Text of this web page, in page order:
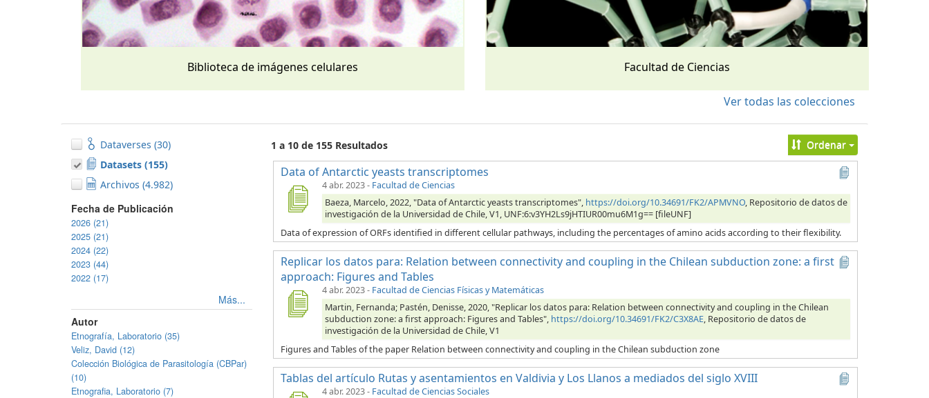
Biblioteca de imágenes celulares Facultad de Ciencias
Ver todas las colecciones
Dataverses (30)
Datasets (155)
Archivos (4.982)
Fecha de Publicación
2026 (21)
2025 (21)
2024 (22)
2023 (44)
2022 (17)
Más...
Autor
Etnografía, Laboratorio (35)
Veliz, David (12)
Colección Biológica de Parasitología (CBPar)
(10)
Etnografia, Laboratorio (7)
1 a 10 de 155 Resultados Ordenar
Data of Antarctic yeasts transcriptomes
4 abr. 2023- Facultad de Ciencias
Baeza, Marcelo, 2022, "Data of Antarctic yeasts transcriptomes", https://doi.org/10.34691/FK2/APMVNO, Repositorio de datos de
investigación de la Universidad de Chile, V1, UNF:6:v3YH2Ls9jHTIUR00mu6M1g== [fileUNF]
Data of expression of ORFs identified in different cellular pathways, including the percentages of amino acids according to their flexibility.
Replicar los datos para: Relation between connectivity and coupling in the Chilean subduction zone: a first
approach: Figures and Tables
4 abr. 2023- Facultad de Ciencias Físicas y Matemáticas
Martin, Fernanda; Pastén, Denisse, 2020, "Replicar los datos para: Relation between connectivity and coupling in the Chilean
subduction zone: a first approach: Figures and Tables", https://doi.org/10.34691/FK2/C3X8AE, Repositorio de datos de
investigación de la Universidad de Chile, V1
Figures and Tables of the paper Relation between connectivity and coupling in the Chilean subduction zone
Tablas del artículo Rutas y asentamientos en Valdivia y Los Llanos a mediados del siglo XVIII
4 abr. 2023- Facultad de Ciencias Sociales